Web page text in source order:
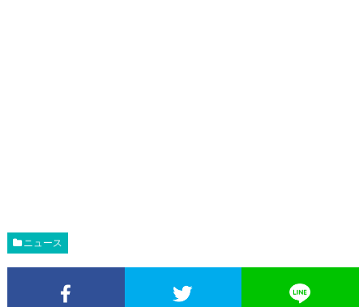
ニュース
Facebookでシェア Twitterでシェア